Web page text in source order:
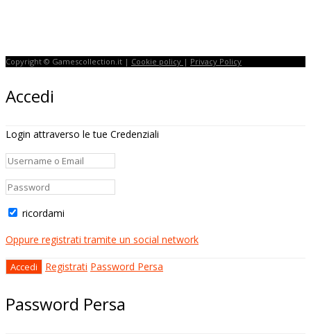
Copyright © Gamescollection.it | Cookie policy | Privacy Policy
Accedi
Login attraverso le tue Credenziali
ricordami
Oppure registrati tramite un social network
Registrati Password Persa
Password Persa